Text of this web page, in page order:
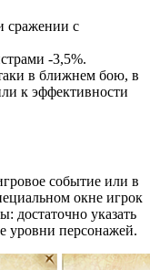
сражении с
-3,5%.
в ближнем бою, в
к эффективности
событие или в
окне игрок
достаточно указать
уровни персонажей.